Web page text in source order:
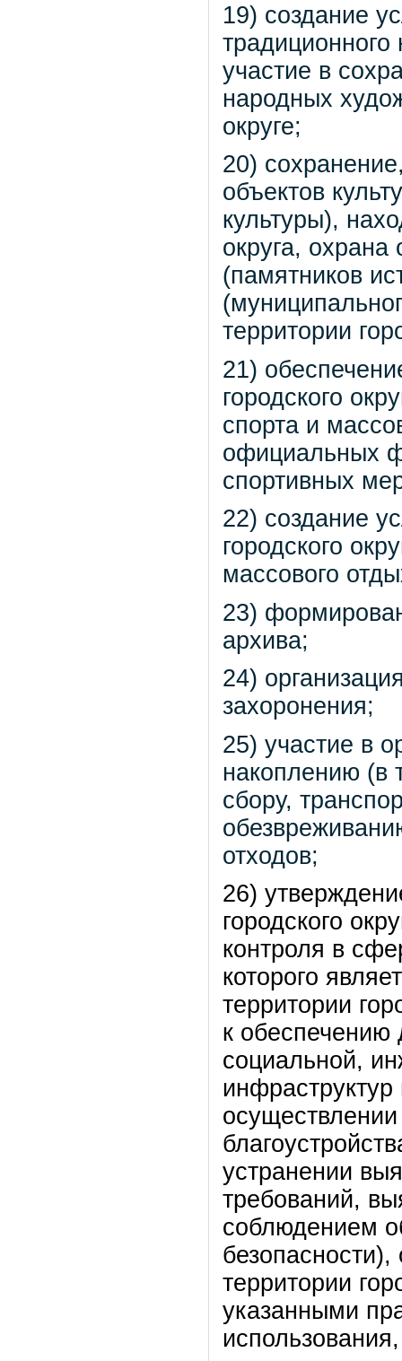
19) создание
традиционного
участие в
народных
округе;
20)
объектов
культуры),
округа, охрана
(памятников
территории
21)
городского
спорта и
официальных
спортивных
22) создание
городского
массового
23)
архива;
24)
захоронения;
25) участие в
накоплению (в
сбору,
отходов;
26)
городского
контроля в
которого
территории
к обеспечению
социальной,
устранении
требований,
соблюдением
безопасности),
территории
указанными